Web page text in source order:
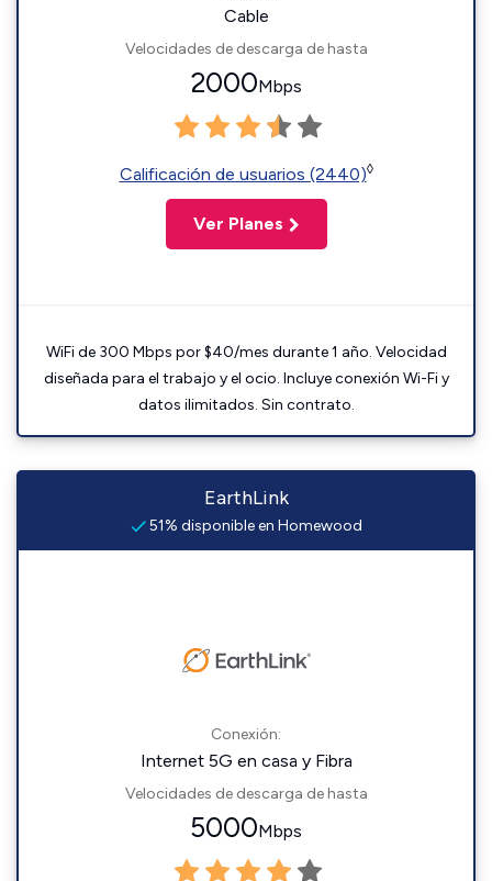
Cable
Velocidades de descarga de hasta
2000Mbps
Calificación de usuarios (2440)◊
Ver Planes
WiFi de 300 Mbps por $40/mes durante 1 año. Velocidad
diseñada para el trabajo y el ocio. Incluye conexión Wi-Fi y
datos ilimitados. Sin contrato.
EarthLink
51% disponible en Homewood
Conexión:
Internet 5G en casa y Fibra
Velocidades de descarga de hasta
5000Mbps